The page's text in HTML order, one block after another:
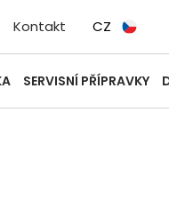
Kontakt CZ
SERVISNÍ PŘÍPRAVKY